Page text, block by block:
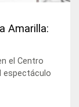
Amarilla:
el Centro
espectáculo